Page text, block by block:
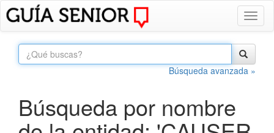
Búsqueda avanzada »
Búsqueda por nombre